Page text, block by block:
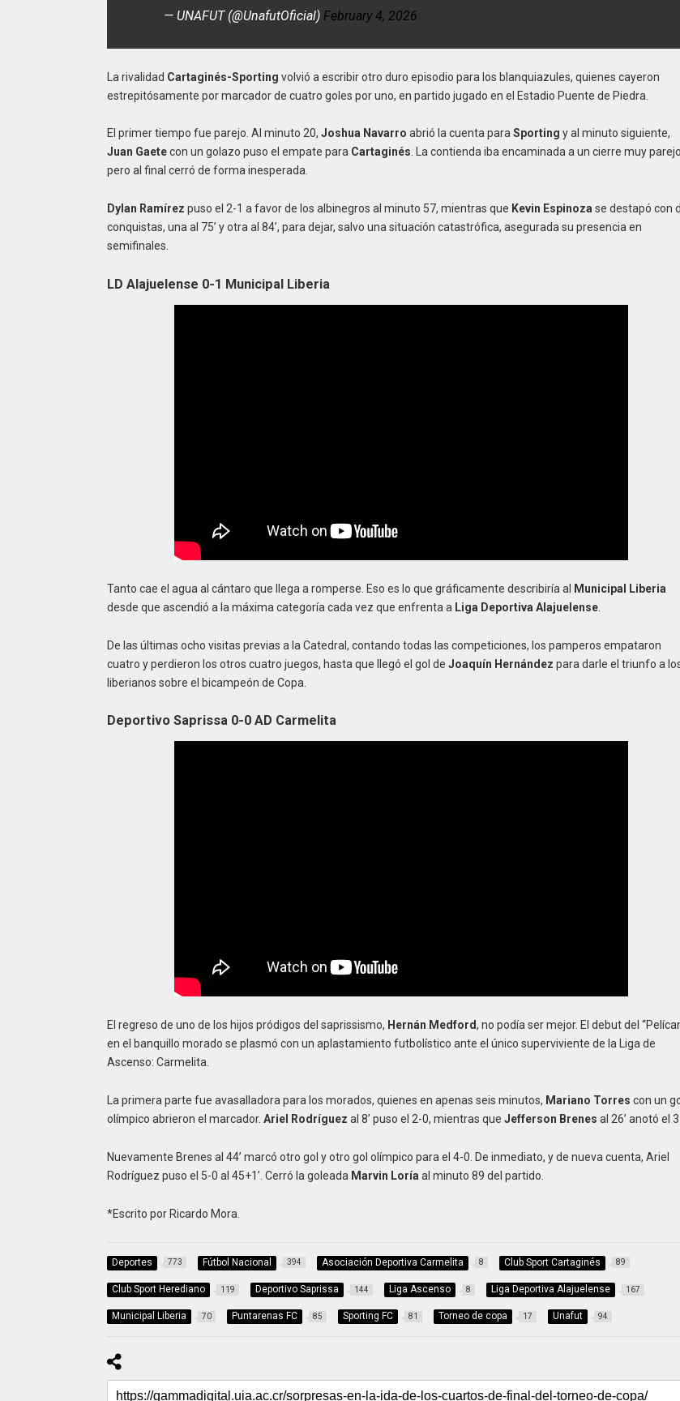
— UNAFUT (@UnafutOficial) February 4, 2026
La rivalidad Cartaginés-Sporting volvió a escribir otro duro episodio para los blanquiazules, quienes cayeron
estrepitósamente por marcador de cuatro goles por uno, en partido jugado en el Estadio Puente de Piedra.
El primer tiempo fue parejo. Al minuto 20, Joshua Navarro abrió la cuenta paraSporting y al minuto siguiente,
Juan Gaetecon un golazo puso el empate para Cartaginés. La contienda iba encaminada a un cierre muy
pero al final cerró de forma inesperada.
Dylan Ramírez puso el 2-1 a favor de los albinegros al minuto 57, mientras que Kevin Espinoza se destapó con
conquistas, una al 75’ y otra al 84’, para dejar, salvo una situación catastrófica, asegurada su presencia en
semifinales.
LD Alajuelense 0-1 Municipal Liberia
Tanto cae el agua al cántaro que llega a romperse. Eso es lo que gráficamente describiría al
Municipal Liberia
desde que ascendió a la máxima categoría cada vez que enfrenta a Liga Deportiva Alajuelense.
De las últimas ocho visitas previas a la Catedral, contando todas las competiciones, los pamperos empataron
cuatro y perdieron los otros cuatro juegos, hasta que llegó el gol de Joaquín Hernández para darle el triunfo a
liberianos sobre el bicampeón de Copa.
Deportivo Saprissa 0-0 AD Carmelita
El regreso de uno de los hijos pródigos del saprissismo, Hernán Medford, no podía ser mejor. El debut del
en el banquillo morado se plasmó con un aplastamiento futbolístico ante el único superviviente de la Liga de
Ascenso: Carmelita.
La primera parte fue avasalladora para los morados, quienes en apenas seis minutos, Mariano Torres con un
olímpico abrieron el marcador. Ariel Rodríguez al 8’ puso el 2-0, mientras que Jefferson Brenes al 26’ anotó el
Nuevamente Brenes al 44’ marcó otro gol y otro gol olímpico para el 4-0. De inmediato, y de nueva cuenta, Ariel
Rodríguez puso el 5-0 al 45+1’. Cerró la goleada Marvin Loría al minuto 89 del partido.
*Escrito por Ricardo Mora.
Deportes 773 Fútbol Nacional 394 Asociación Deportiva Carmelita 8 Club Sport Cartaginés 89
Club Sport Herediano 119 Deportivo Saprissa 144 Liga Ascenso 8 Liga Deportiva Alajuelense 167
Municipal Liberia 70 Puntarenas FC 85 Sporting FC 81 Torneo de copa 17 Unafut 94